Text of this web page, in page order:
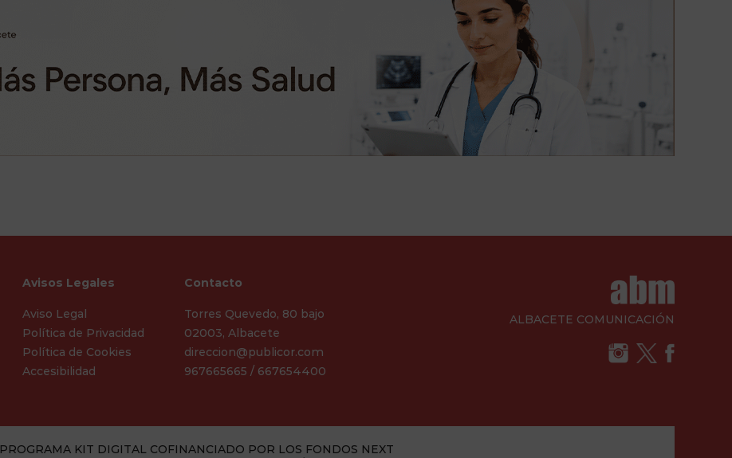
Avisos Legales
Aviso Legal
Política de Privacidad
Política de Cookies
Accesibilidad
Contacto
Torres Quevedo, 80 bajo
02003, Albacete
direccion@publicor.com
967665665 / 667654400
ALBACETE COMUNICACIÓN
PROGRAMA KIT DIGITAL COFINANCIADO POR LOS FONDOS NEXT